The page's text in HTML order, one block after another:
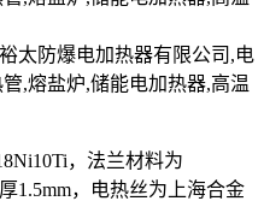
，法兰材料为
1.5mm，电热丝为上海合金